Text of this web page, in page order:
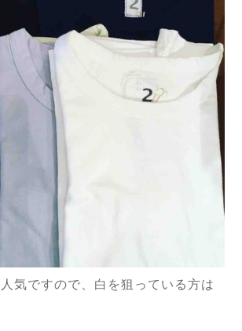
気ですので、白を狙っている方は